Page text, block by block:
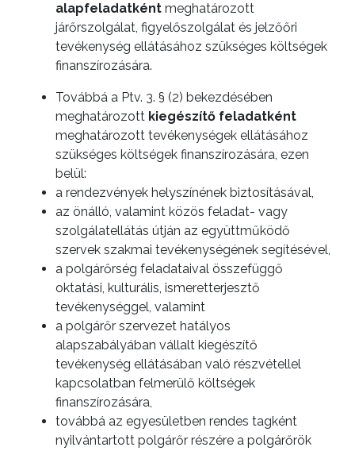
VÁROS
PÉNZÜGYEI
KÖLTSÉGVETÉSI
RENDELETEK
alapfeladatként meghatározott
járőrszolgálat, figyelőszolgálat és jelzőőri
tevékenység ellátásához szükséges költségek
finanszírozására.
Továbbá a Ptv. 3. § (2) bekezdésében
meghatározott kiegészítő feladatként
meghatározott tevékenységek ellátásához
szükséges költségek finanszírozására, ezen
belül:
a rendezvények helyszínének biztosításával,
az önálló, valamint közös feladat- vagy
szolgálatellátás útján az együttműködő
szervek szakmai tevékenységének segítésével,
a polgárőrség feladataival összefüggő
oktatási, kulturális, ismeretterjesztő
tevékenységgel, valamint
a polgárőr szervezet hatályos
alapszabályában vállalt kiegészítő
tevékenység ellátásában való részvétellel
kapcsolatban felmerülő költségek
finanszírozására,
továbbá az egyesületben rendes tagként
nyilvántartott polgárőr részére a polgárőrök